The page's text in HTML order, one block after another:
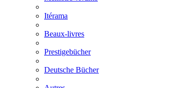
Itérama
Beaux-livres
Prestigebücher
Deutsche Bücher